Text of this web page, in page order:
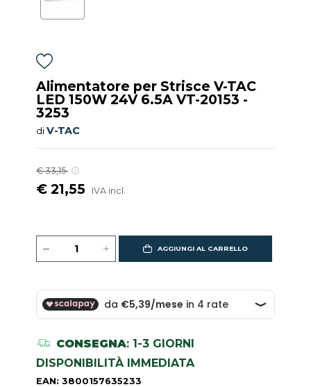
Alimentatore per Strisce V-TAC
LED 150W 24V 6.5A VT-20153 -
3253
diV-TAC
€ 33,15
€ 21,55 IVA incl.
AGGIUNGI AL CARRELLO
CONSEGNA: 1-3 GIORNI
DISPONIBILITÀ IMMEDIATA
EAN: 3800157635233